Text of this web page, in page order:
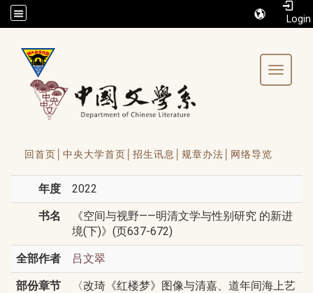
/accesskey"" title="Toolbar">:::
Toggle
回首页│ 中央大学首页│ 招生讯息│ 规章办法│ 网络导览
年度 2022
书名
《空间与视野——明清文学与性别研究 的新进
境(下)》(页637-672)
全部作者 吕文翠
部份章节
〈改琦《红楼梦》图像与清嘉、道年间海上艺